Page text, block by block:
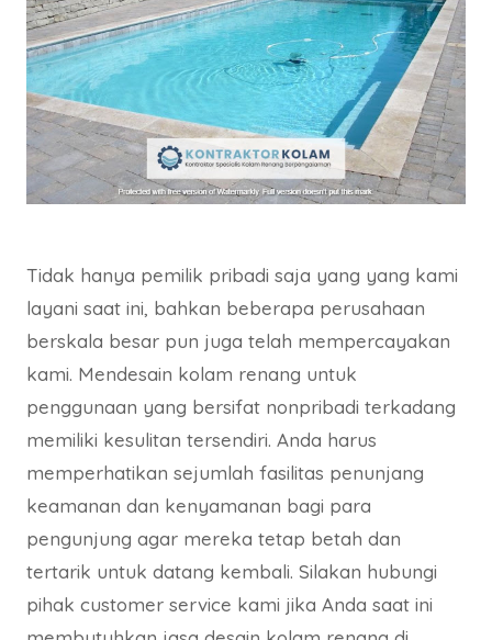
Tidak hanya pemilik pribadi saja yang yang kami
layani saat ini, bahkan beberapa perusahaan
berskala besar pun juga telah mempercayakan
kami. Mendesain kolam renang untuk
penggunaan yang bersifat nonpribadi terkadang
memiliki kesulitan tersendiri. Anda harus
memperhatikan sejumlah fasilitas penunjang
keamanan dan kenyamanan bagi para
pengunjung agar mereka tetap betah dan
tertarik untuk datang kembali. Silakan hubungi
pihak customer service kami jika Anda saat ini